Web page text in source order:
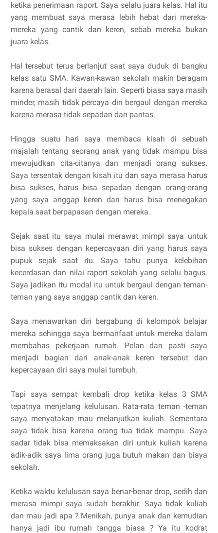
ketika penerimaan raport. Saya selalu juara kelas. Hal itu
yang membuat saya merasa lebih hebat dari mereka-
mereka yang cantik dan keren, sebab mereka bukan
juara kelas.
Hal tersebut terus berlanjut saat saya duduk di bangku
kelas satu SMA. Kawan-kawan sekolah makin beragam
karena berasal dari daerah lain. Seperti biasa saya masih
minder, masih tidak percaya diri bergaul dengan mereka
karena merasa tidak sepadan dan pantas.
Hingga suatu hari saya membaca kisah di sebuah
majalah tentang seorang anak yang tidak mampu bisa
mewujudkan cita-citanya dan menjadi orang sukses.
Saya tersentak dengan kisah itu dan saya merasa harus
bisa sukses, harus bisa sepadan dengan orang-orang
yang saya anggap keren dan harus bisa menegakan
kepala saat berpapasan dengan mereka.
Sejak saat itu saya mulai merawat mimpi saya untuk
bisa sukses dengan kepercayaan diri yang harus saya
pupuk sejak saat itu. Saya tahu punya kelebihan
kecerdasan dan nilai raport sekolah yang selalu bagus.
Saya jadikan itu modal itu untuk bergaul dengan teman-
teman yang saya anggap cantik dan keren.
Saya menawarkan diri bergabung di kelompok belajar
mereka sehingga saya bermanfaat untuk mereka dalam
membahas pekerjaan rumah. Pelan dan pasti saya
menjadi bagian dari anak-anak keren tersebut dan
kepercayaan diri saya mulai tumbuh.
Tapi saya sempat kembali drop ketika kelas 3 SMA
tepatnya menjelang kelulusan. Rata-rata teman -teman
saya menyatakan mau melanjutkan kuliah. Sementara
saya tidak bisa karena orang tua tidak mampu. Saya
sadar tidak bisa memaksakan diri untuk kuliah karena
adik-adik saya lima orang juga butuh makan dan biaya
sekolah.
Ketika waktu kelulusan saya benar-benar drop, sedih dan
merasa mimpi saya sudah berakhir. Saya tidak kuliah
dan mau jadi apa ? Menikah, punya anak dan kemudian
hanya jadi ibu rumah tangga biasa ? Ya itu kodrat